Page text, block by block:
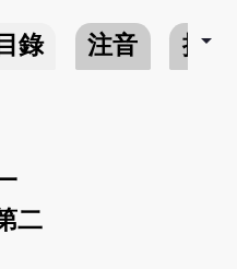
目錄 注音 搜尋
arrow_drop_down
二